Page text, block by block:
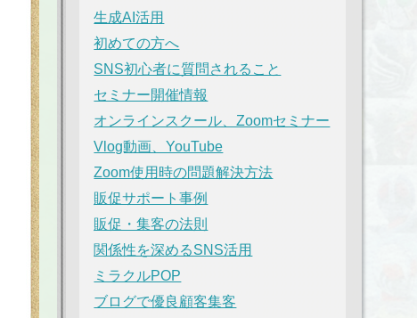
生成AI活用
初めての方へ
SNS初心者に質問されること
セミナー開催情報
オンラインスクール、Zoomセミナー
Vlog動画、YouTube
Zoom使用時の問題解決方法
販促サポート事例
販促・集客の法則
関係性を深めるSNS活用
ミラクルPOP
ブログで優良顧客集客